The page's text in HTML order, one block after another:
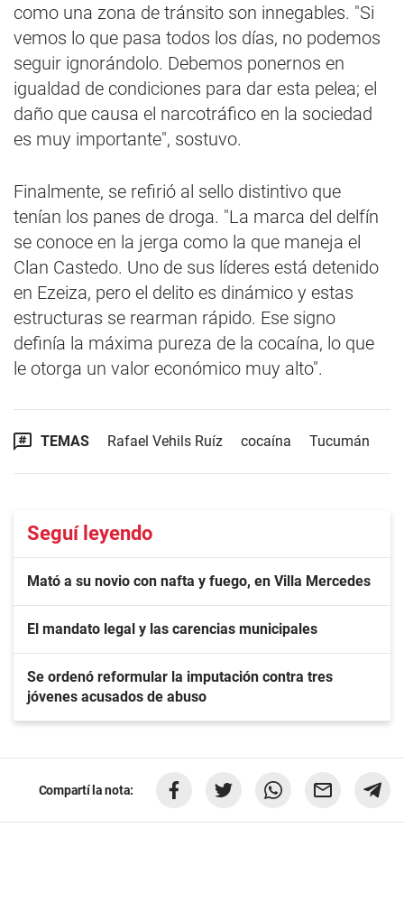
como una zona de tránsito son innegables. "Si
vemos lo que pasa todos los días, no podemos
seguir ignorándolo. Debemos ponernos en
igualdad de condiciones para dar esta pelea; el
daño que causa el narcotráfico en la sociedad
es muy importante", sostuvo.
Finalmente, se refirió al sello distintivo que
tenían los panes de droga. "La marca del delfín
se conoce en la jerga como la que maneja el
Clan Castedo. Uno de sus líderes está detenido
en Ezeiza, pero el delito es dinámico y estas
estructuras se rearman rápido. Ese signo
definía la máxima pureza de la cocaína, lo que
le otorga un valor económico muy alto".
TEMAS Rafael Vehils Ruíz cocaína Tucumán
Seguí leyendo
Mató a su novio con nafta y fuego, en Villa Mercedes
El mandato legal y las carencias municipales
Se ordenó reformular la imputación contra tres
jóvenes acusados de abuso
Compartí la nota: